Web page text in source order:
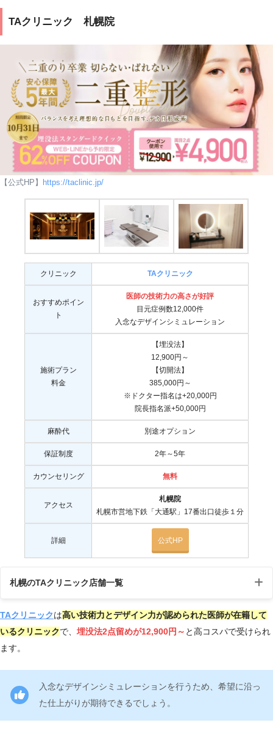
TAクリニック 札幌院
【公式HP】 https://taclinic.jp/
クリニック TAクリニック
おすすめポイン
ト
医師の技術力の高さが好評
目元症例数12,000件
入念なデザインシミュレーション
施術プラン
料金
【埋没法】
12,900円～
【切開法】
385,000円～
※ドクター指名は+20,000円
院長指名派+50,000円
麻酔代 別途オプション
保証制度 2年～5年
カウンセリング 無料
アクセス
札幌院
札幌市営地下鉄「大通駅」17番出口徒歩１分
詳細 公式HP
札幌のTAクリニック店舗一覧
店
舗
住所 アクセス
受付時
間
院
札幌市営地下鉄
「大通駅」
17番口徒歩１分
TAクリニックは高い技術力とデザイン力が認められた医師が在籍して
いるクリニックで、 埋没法2点留めが12,900円～ と高コスパで受けられ
ます。
入念なデザインシミュレーションを行うため、希望に沿っ
た仕上がりが期待できるでしょう。